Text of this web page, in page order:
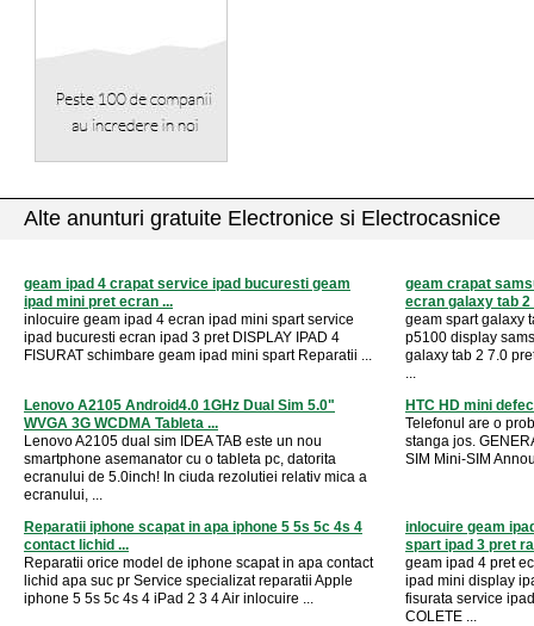
Alte anunturi gratuite Electronice si Electrocasnice
geam ipad 4 crapat service ipad bucuresti geam
ipad mini pret ecran ...
inlocuire geam ipad 4 ecran ipad mini spart service
ipad bucuresti ecran ipad 3 pret DISPLAY IPAD 4
FISURAT schimbare geam ipad mini spart Reparatii ...
geam crapat
ecran galaxy tab 2
geam spart galaxy
p5100 display
galaxy tab 2 7.0
...
Lenovo A2105 Android4.0 1GHz Dual Sim 5.0"
WVGA 3G WCDMA Tableta ...
Lenovo A2105 dual sim IDEA TAB este un nou
smartphone asemanator cu o tableta pc, datorita
ecranului de 5.0inch! In ciuda rezolutiei relativ mica a
ecranului, ...
HTC HD mini
Telefonul are o
stanga jos.
SIM Mini-SIM
Reparatii iphone scapat in apa iphone 5 5s 5c 4s 4
contact lichid ...
Reparatii orice model de iphone scapat in apa contact
lichid apa suc pr Service specializat reparatii Apple
iphone 5 5s 5c 4s 4 iPad 2 3 4 Air inlocuire ...
inlocuire geam
spart ipad 3 pret
geam ipad 4 pret
ipad mini display
fisurata service
COLETE ...